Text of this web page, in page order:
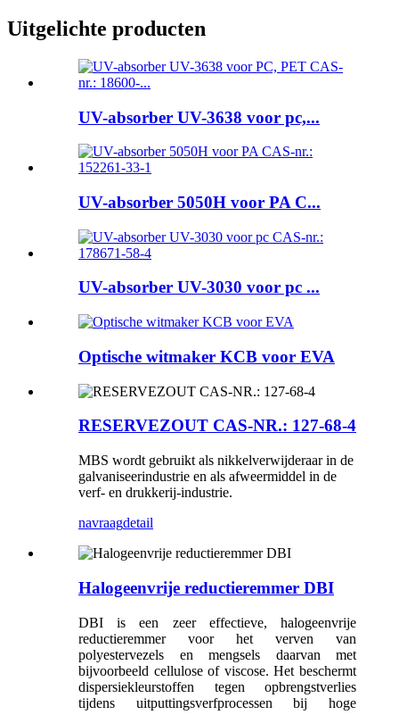
Uitgelichte producten
UV-absorber UV-3638 voor pc,...
UV-absorber 5050H voor PA C...
UV-absorber UV-3030 voor pc ...
Optische witmaker KCB voor EVA
RESERVEZOUT CAS-NR.: 127-68-4
MBS wordt gebruikt als nikkelverwijderaar in de
galvaniseerindustrie en als afweermiddel in de
verf- en drukkerij-industrie.
navraagdetail
Halogeenvrije reductieremmer DBI
DBI is een zeer effectieve, halogeenvrije
reductieremmer voor het verven van
polyestervezels en mengsels daarvan met
bijvoorbeeld cellulose of viscose. Het beschermt
dispersiekleurstoffen tegen opbrengstverlies
tijdens uitputtingsverfprocessen bij hoge